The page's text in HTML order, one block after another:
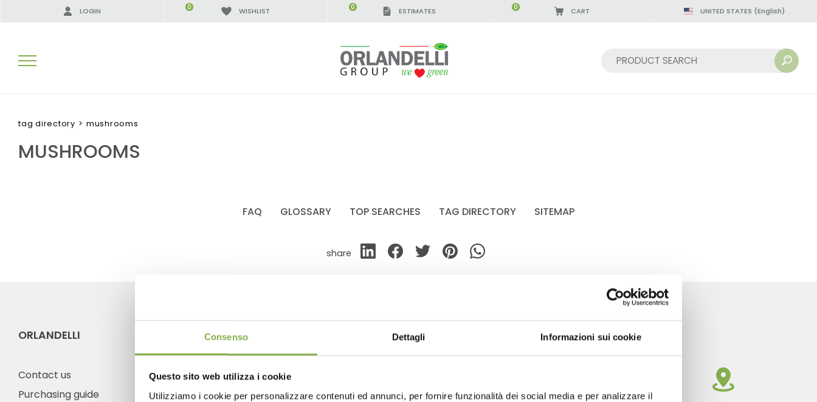
Consenso Dettagli Informazioni sui cookie
Questo sito web utilizza i cookie
Utilizziamo i cookie per personalizzare contenuti ed annunci, per fornire funzionalità dei social media e per analizzare il
LOGIN WISHLIST
0 ESTIMATES
0 CART
0 UNITED STATES (English)
SEARCH RESULTS:
tag directory > mushrooms
MUSHROOMS
FAQ GLOSSARY TOP SEARCHES TAG DIRECTORY SITEMAP
share
ORLANDELLI
Contact us
Purchasing guide